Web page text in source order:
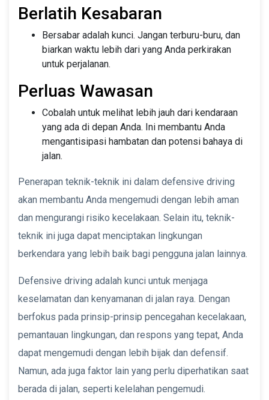
Berlatih Kesabaran
Bersabar adalah kunci. Jangan terburu-buru, dan
biarkan waktu lebih dari yang Anda perkirakan
untuk perjalanan.
Perluas Wawasan
Cobalah untuk melihat lebih jauh dari kendaraan
yang ada di depan Anda. Ini membantu Anda
mengantisipasi hambatan dan potensi bahaya di
jalan.
Penerapan teknik-teknik ini dalam defensive driving
akan membantu Anda mengemudi dengan lebih aman
dan mengurangi risiko kecelakaan. Selain itu, teknik-
teknik ini juga dapat menciptakan lingkungan
berkendara yang lebih baik bagi pengguna jalan lainnya.
Defensive driving adalah kunci untuk menjaga
keselamatan dan kenyamanan di jalan raya. Dengan
berfokus pada prinsip-prinsip pencegahan kecelakaan,
pemantauan lingkungan, dan respons yang tepat, Anda
dapat mengemudi dengan lebih bijak dan defensif.
Namun, ada juga faktor lain yang perlu diperhatikan saat
berada di jalan, seperti kelelahan pengemudi.